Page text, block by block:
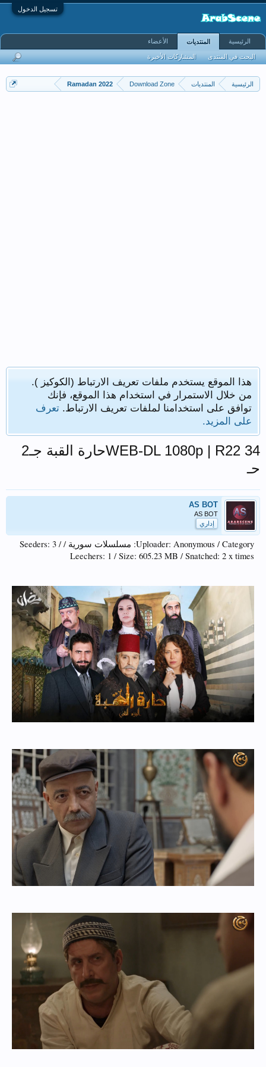
تسجيل الدخول
الرئيسية المنتديات Download Zone
Ramadan 2022
هذا الموقع يستخدم ملفات تعريف الارتباط (الكوكيز ).
من خلال الاستمرار في استخدام هذا الموقع، فإنك
توافق على استخدامنا لملفات تعريف الارتباط. تعرف
على المزيد.
WEB-DL 1080p | R22 34حارة القبة جـ2
حـ
AS BOT
AS BOT
إداري
Uploader: Anonymous / Category: مسلسلات سورية / Seeders: 3 /
Leechers: 1 / Size: 605.23 MB / Snatched: 2 x times
الرئيسية المنتديات
البحث في المنتدى المشاركات الأخيرة
الأعضاء